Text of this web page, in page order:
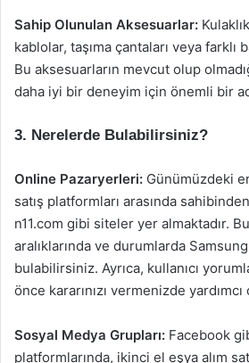
Sahip Olunulan Aksesuarlar:
kablolar, taşıma çantaları veya farklı
Bu aksesuarların mevcut olup
daha iyi bir deneyim için önemli bir
3. Nerelerde Bulabilirsiniz?
Online Pazaryerleri: Günümüzdeki
satış platformları arasında
n11.com gibi siteler yer almaktadır.
aralıklarında ve durumlarda Samsung
bulabilirsiniz. Ayrıca, kullanıcı
önce kararınızı vermenizde
Sosyal Medya Grupları: Facebook
platformlarında, ikinci el eşya alım